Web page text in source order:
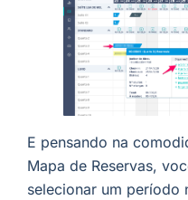
E pensando na
Mapa de Reservas,
selecionar um período